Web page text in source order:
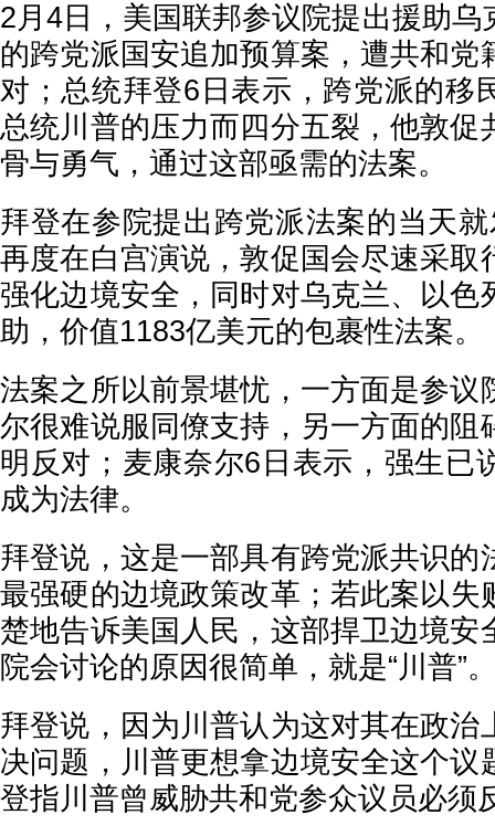
2月4日，美国联邦参议院提出援助乌
的跨党派国安追加预算案，遭共和党
对；总统拜登6日表示，跨党派的移
总统川普的压力而四分五裂，他敦促
骨与勇气，通过这部亟需的法案。
拜登在参院提出跨党派法案的当天
再度在白宫演说，敦促国会尽速采取
强化边境安全，同时对乌克兰、以色
助，价值1183亿美元的包裹性法案。
法案之所以前景堪忧，一方面是参议
尔很难说服同僚支持，另一方面的阻
明反对；麦康奈尔6日表示，强生已
成为法律。
拜登说，这是一部具有跨党派共识的
最强硬的边境政策改革；若此案以失
楚地告诉美国人民，这部捍卫边境安
院会讨论的原因很简单，就是“川普”
拜登说，因为川普认为这对其在政治
决问题，川普更想拿边境安全这个议
登指川普曾威胁共和党参众议员必须